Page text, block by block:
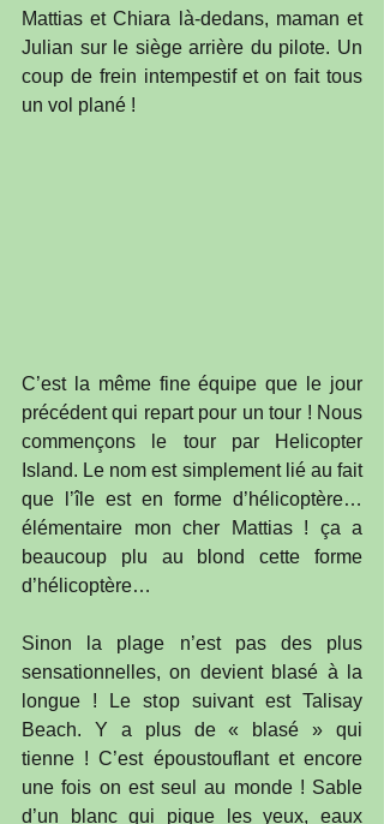
Mattias et Chiara là-dedans, maman et
Julian sur le siège arrière du pilote. Un
coup de frein intempestif et on fait tous
un vol plané !
C’est la même fine équipe que le jour
précédent qui repart pour un tour ! Nous
commençons le tour par Helicopter
Island. Le nom est simplement lié au fait
que l’île est en forme d’hélicoptère…
élémentaire mon cher Mattias ! ça a
beaucoup plu au blond cette forme
d’hélicoptère…
Sinon la plage n’est pas des plus
sensationnelles, on devient blasé à la
longue ! Le stop suivant est Talisay
Beach. Y a plus de « blasé » qui
tienne ! C’est époustouflant et encore
une fois on est seul au monde ! Sable
d’un blanc qui pique les yeux, eaux